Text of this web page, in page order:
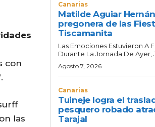
con
las
Canarias
Matilde Aguiar
pregonera de las
Tiscamanita
Las Emociones Estuvieron A
Durante La Jornada De Ayer,
Agosto 7, 2026
Canarias
Tuineje logra el
pesquero robado
Tarajal